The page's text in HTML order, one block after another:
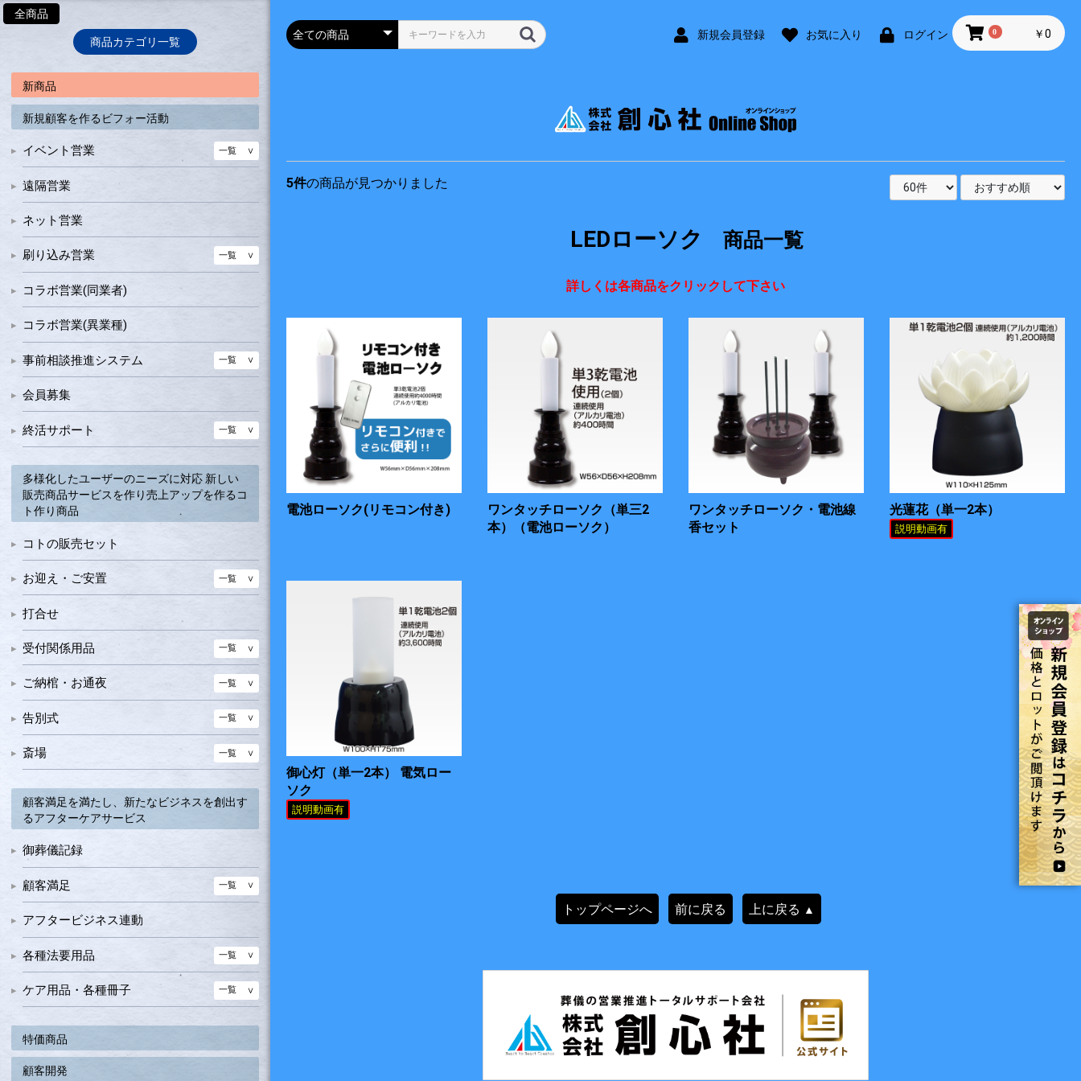
商品カテゴリ一覧
全商品
新商品
新規顧客を作るビフォー活動
イベント営業 一覧
集客グッズ
一覧
イベント設営品
看板
のぼり特大
のぼり大型
のぼり普通大
のぼり普通小
ミニのぼり
抽選会グッズ＆ギフト品
パーテーション
遠隔営業
ネット営業
刷り込み営業 一覧
名入れ販促グッズ
のぼり
ポスター
コラボ営業(同業者)
コラボ営業(異業種)
事前相談推進システム 一覧
事前相談営業グッズ
会員募集
終活サポート 一覧
終活支援冊子類
多様化したユーザーのニーズに対応 新しい
販売商品サービスを作り売上アップを作るコ
ト作り商品
コトの販売セット
お迎え・ご安置 一覧
安置・処置
一覧
処置納棺用品
仏具・仏事用品（枕飾り） 一覧
仏具・神具セット 一覧
具足・位牌・リン・枕飾りセット
クリスタル具足
お手元礼拝セット
線香ローソク 一覧
基本線香・ローソク類
枕飾り・後飾り用ローソク和ろうそく
転写ローソク
煙少香
リキッドキャンドルカートリッジ燭台他
経机・八足・祭壇
送り団子セット
業務効率化・顧客満足 一覧
各種セット商品
打合せ
受付関係用品 一覧
ご葬儀記録書・お別れ記録書
奉書紙
ご芳名録カード・バインダー・ファイル
一覧
御芳名記録カード・バインダー
ファイル
書類用品セット函
文具・書類函
一覧
各種のし袋
筆記具
御香典収納函
告知用印刷紙
ご納棺・お通夜 一覧
処置・納棺 一覧
各種感動演出サービス品
高級棺 天空舟（そらぶね）
一覧
布棺
ご遺族様への心遣い
電池ローソクカップ入りローソク
告別式 一覧
御礼状
各種感動演出サービス
一覧
惜別の旅
装飾メッセージカード他
送り言葉集
フルーツローソク他
斎場 一覧
骨壺
骨覆
分骨壺・分骨袋
有名焼き物
陶磁器タイプ
デザイン骨壺・その他
その他
顧客満足を満たし、新たなビジネスを創出す
るアフターケアサービス
御葬儀記録
顧客満足 一覧
アフタービジネス連動
各種法要用品 一覧
安全仏具セット
LEDローソク
ケア用品・各種冊子 一覧
葬儀後の心の整理・知識情報
仏壇仏具
各種冊子類
特価商品
顧客開発
新規会員登録 お気に入り ログイン 0 ￥0
5件の商品が見つかりました
LEDローソク 商品一覧
詳しくは各商品をクリックして下さい
電池ローソク(リモコン付き)
ワンタッチローソク（単三2
本）（電池ローソク）
ワンタッチローソク・電池線
香セット
光蓮花（単一2本）
説明動画有
御心灯（単一2本） 電気ロー
ソク
説明動画有
トップページへ 前に戻る 上に戻る ▲